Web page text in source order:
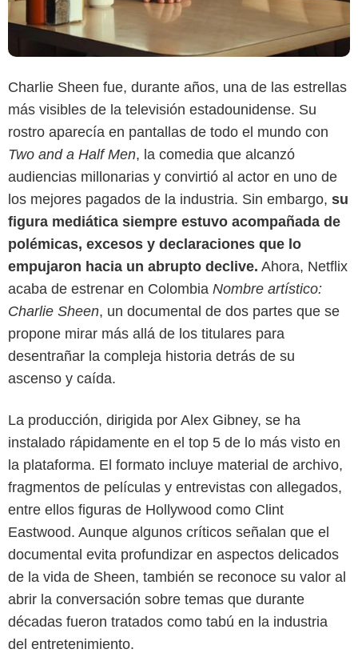
Charlie Sheen fue, durante años, una de las estrellas
más visibles de la televisión estadounidense. Su
rostro aparecía en pantallas de todo el mundo con
Two and a Half Men, la comedia que alcanzó
audiencias millonarias y convirtió al actor en uno de
los mejores pagados de la industria. Sin embargo, su
figura mediática siempre estuvo acompañada de
polémicas, excesos y declaraciones que lo
empujaron hacia un abrupto declive. Ahora, Netflix
acaba de estrenar en Colombia Nombre artístico:
Charlie Sheen, un documental de dos partes que se
propone mirar más allá de los titulares para
desentrañar la compleja historia detrás de su
ascenso y caída.
La producción, dirigida por Alex Gibney, se ha
instalado rápidamente en el top 5 de lo más visto en
la plataforma. El formato incluye material de archivo,
fragmentos de películas y entrevistas con allegados,
entre ellos figuras de Hollywood como Clint
Eastwood. Aunque algunos críticos señalan que el
documental evita profundizar en aspectos delicados
de la vida de Sheen, también se reconoce su valor al
abrir la conversación sobre temas que durante
décadas fueron tratados como tabú en la industria
del entretenimiento.
Google